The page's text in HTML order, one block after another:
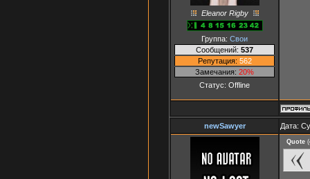
Eleanor Rigby
Группа: Свои
Сообщений: 537
Репутация: 562
Замечания: 20%
Статус: Offline
newSawyer Дата:
Quote (